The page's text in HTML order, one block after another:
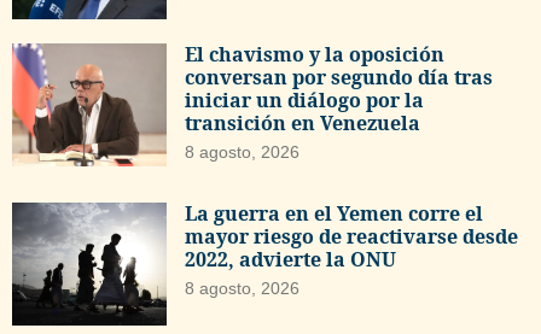
El chavismo y la oposición
conversan por segundo día tras
iniciar un diálogo por la
transición en Venezuela
8 agosto, 2026
La guerra en el Yemen corre el
mayor riesgo de reactivarse desde
2022, advierte la ONU
8 agosto, 2026